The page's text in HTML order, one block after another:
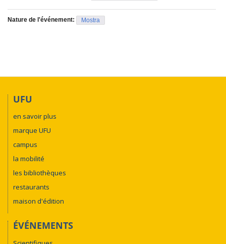
Nature de l'événement: Mostra
UFU
en savoir plus
marque UFU
campus
la mobilité
les bibliothèques
restaurants
maison d'édition
ÉVÉNEMENTS